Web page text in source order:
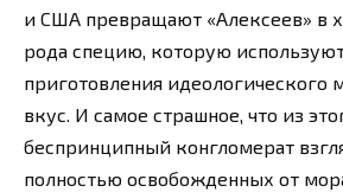
и США превращают «Алексеев» в
рода специю, которую
приготовления идеологического
вкус. И самое страшное, что из
беспринципный конгломерат
полностью освобожденных от